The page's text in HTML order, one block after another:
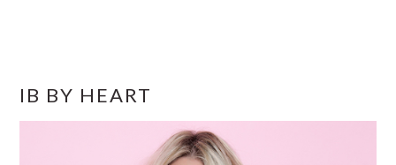
SIDEBAR
IB BY HEART